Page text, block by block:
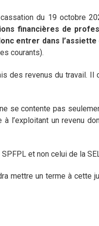
du 19 octobre
financières de
entrer dans
courants).
des revenus du travail.
se contente pas
l’exploitant un revenu
et non celui de la
mettre un terme à cette